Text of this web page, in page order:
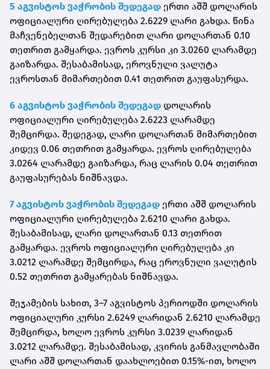
5 აგვისტოს ვაჭრობის შედეგად ერთი აშშ დოლარის
ოფიციალური ღირებულება 2.6229 ლარი გახდა. წინა
მაჩვენებელთან შედარებით ლარი დოლართან 0.10
თეთრით გამყარდა. ევროს კურსი კი 3.0260 ლარამდე
გაიზარდა. შესაბამისად, ეროვნული ვალუტა
ევროსთან მიმართებით 0.41 თეთრით გაუფასურდა.
6 აგვისტოს ვაჭრობის შედეგად დოლარის
ოფიციალური ღირებულება 2.6223 ლარამდე
შემცირდა. შედეგად, ლარი დოლართან მიმართებით
კიდევ 0.06 თეთრით გამყარდა. ევროს ღირებულება
3.0264 ლარამდე გაიზარდა, რაც ლარის 0.04 თეთრით
გაუფასურებას ნიშნავდა.
7 აგვისტოს ვაჭრობის შედეგად ერთი აშშ დოლარის
ოფიციალური ღირებულება 2.6210 ლარი გახდა.
შესაბამისად, ლარი დოლართან 0.13 თეთრით
გამყარდა. ევროს ოფიციალური ღირებულება კი
3.0212 ლარამდე შემცირდა, რაც ეროვნული ვალუტის
0.52 თეთრით გამყარებას ნიშნავდა.
შეჯამების სახით, 3–7 აგვისტოს პერიოდში დოლარის
ოფიციალური კურსი 2.6249 ლარიდან 2.6210 ლარამდე
შემცირდა, ხოლო ევროს კურსი 3.0239 ლარიდან
3.0212 ლარამდე. შესაბამისად, კვირის განმავლობაში
ლარი აშშ დოლართან დაახლოებით 0.15%-ით, ხოლო